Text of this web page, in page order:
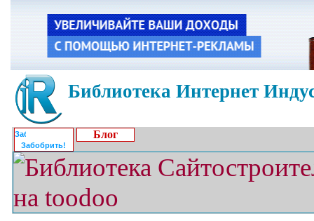
Библиотека Интернет
Забобрить!
Блог